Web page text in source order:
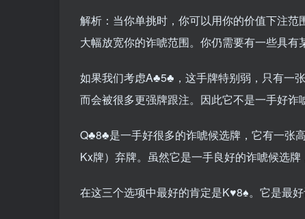
解析：当你单挑时，你可以用你的价值下注
大幅放宽你的诈唬范围。你仍需要有一些具有
如果我们考虑A♣5♣，这手牌特别弱，只有一
而会被很多更强牌跟注。因此它不是一手好诈
Q♣8♣是一手好很多的诈唬候选牌，它有一张
Kx牌）弃牌。虽然它是一手良好的诈唬候选
在这三个选项中最好的肯定是K♥8♠。它是最好